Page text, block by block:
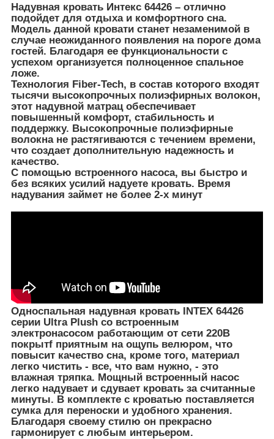
Надувная кровать Интекс 64426 – отлично
подойдет для отдыха и комфортного сна.
Модель данной кровати станет незаменимой в
случае неожиданного появления на пороге дома
гостей. Благодаря ее функциональности с
успехом организуется полноценное спальное
ложе.
Технология Fiber-Tech, в состав которого входят
тысячи высокопрочных полиэфирных волокон,
этот надувной матрац обеспечивает
повышенный комфорт, стабильность и
поддержку. Высокопрочные полиэфирные
волокна не растягиваются с течением времени,
что создает дополнительную надежность и
качество.
С помощью встроенного насоса, вы быстро и
без всяких усилий надуете кровать. Время
надувания займет не более 2-х минут
Односпальная надувная кровать INTEX 64426
серии Ultra Plush со встроенным
электронасосом работающим от сети 220В
покрытf приятным на ощупь велюром, что
повысит качество сна, кроме того, материал
легко чистить - все, что вам нужно, - это
влажная тряпка. Мощный встроенный насос
легко надувает и сдувает кровать за считанные
минуты. В комплекте с кроватью поставляется
сумка для переноски и удобного хранения.
Благодаря своему стилю он прекрасно
гармонирует с любым интерьером.